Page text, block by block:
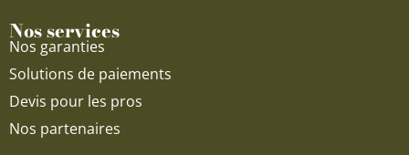
Nos services
Nos garanties
Solutions de paiements
Devis pour les pros
Nos partenaires